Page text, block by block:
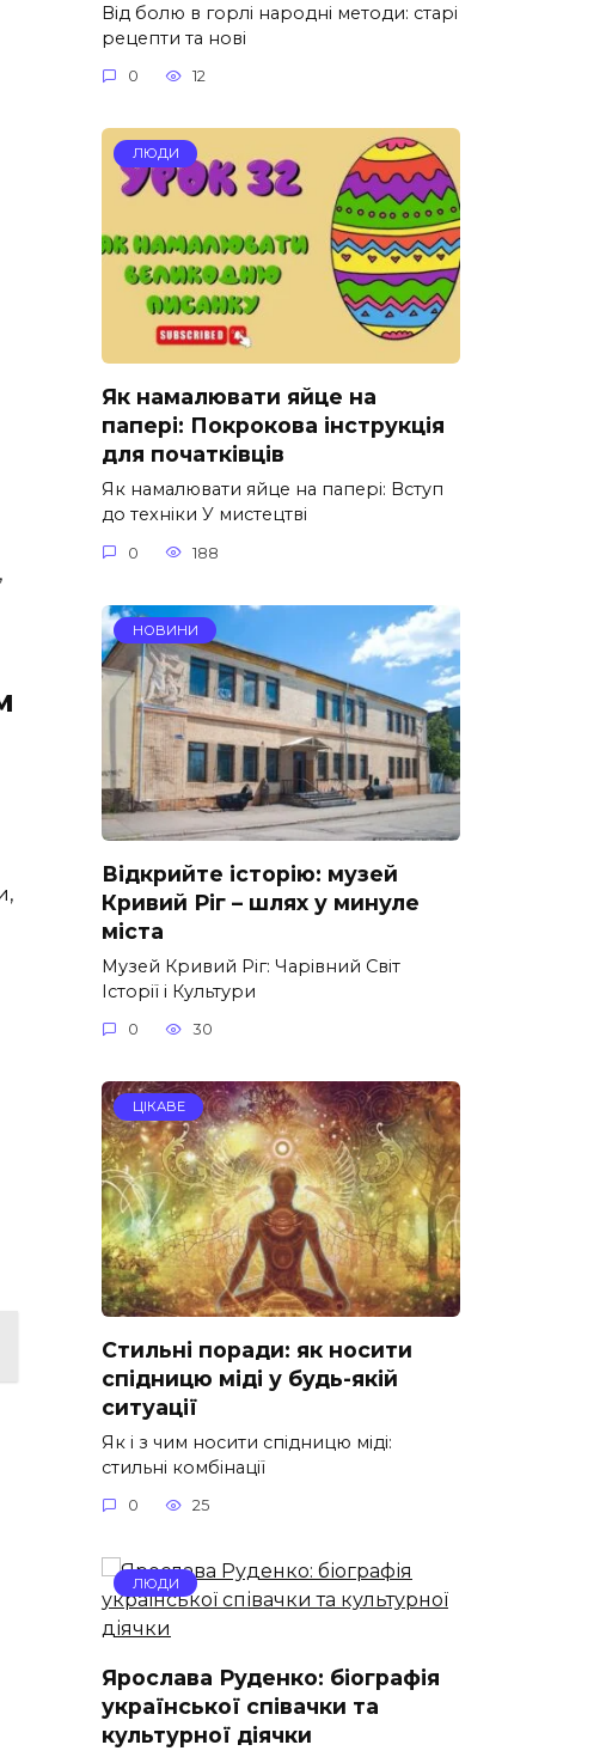
Від болю в горлі народні методи: старі
рецепти та нові
0 12
ЛЮДИ
Як намалювати яйце на
папері: Покрокова інструкція
для початківців
Як намалювати яйце на папері: Вступ
до техніки У мистецтві
0 188
НОВИНИ
Відкрийте історію: музей
Кривий Ріг – шлях у минуле
міста
Музей Кривий Ріг: Чарівний Світ
Історії і Культури
0 30
ЦІКАВЕ
Стильні поради: як носити
спідницю міді у будь-якій
ситуації
Як і з чим носити спідницю міді:
стильні комбінації
0 25
ЛЮДИ
Ярослава Руденко: біографія
української співачки та
культурної діячки